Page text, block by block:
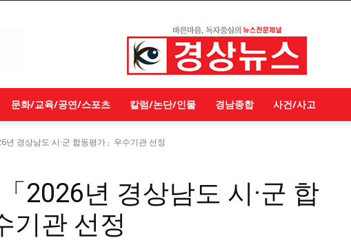
문화/교육/공연/스포츠 칼럼/논단/인물 경남종합 사건/사고
년 경상남도 시·군 합동평가」우수기관 선정
2026년 경상남도 시·군 합
기관 선정